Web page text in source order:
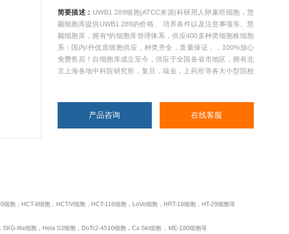
简要描述： UWB1.289细胞|ATCC来源|科研用人卵巢癌细胞，慧
颖细胞库提供UWB1.289的价格、 培养条件以及注意事项等。慧
颖细胞库，拥有*的细胞库管理体系，供应400多种类细胞株细胞
系：国内/外优质细胞供应，种类齐全，质量保证，，100%放心
免费售后！自细胞库成立至今，供应于全国各省市地区，拥有北
京上海各地中科院研究所，复旦，瑞金，上药所等各大小型院校
产品咨询 在线客服
胞，HCT-8细胞，HCT/V细胞，HCT-116细胞，LoVo细胞，HRT-18细胞，HT-29细胞等
IIIa细胞，Hela S3细胞，DoTc2-4510细胞，Ca Ski细胞 ，ME-180细胞等